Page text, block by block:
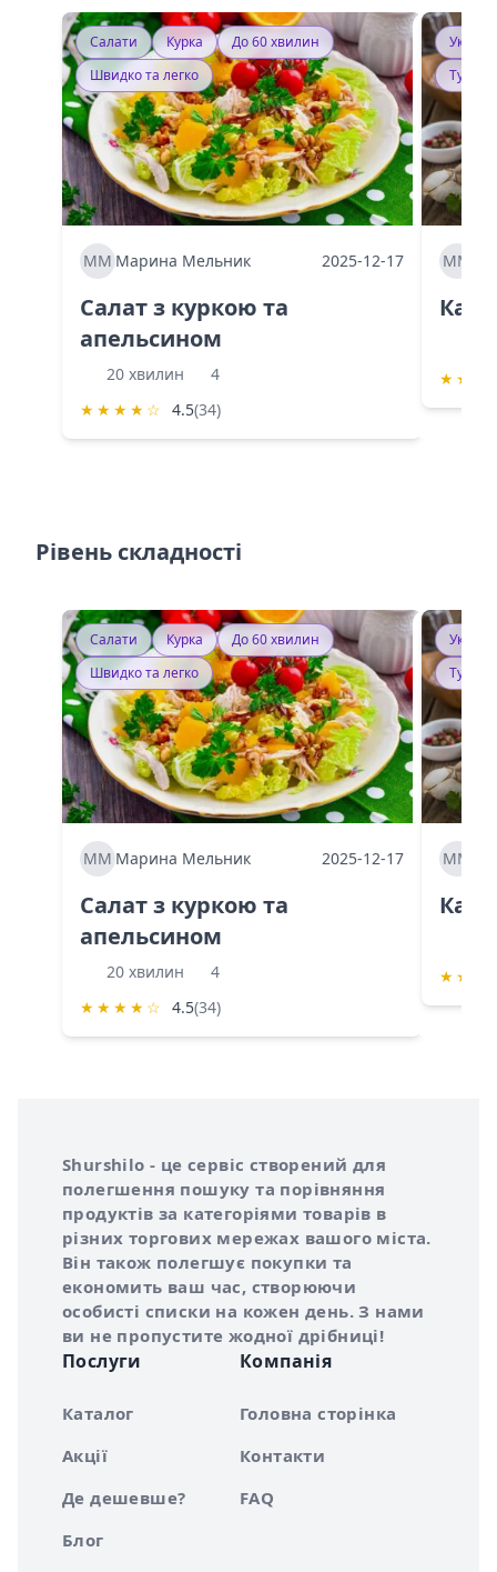
Салати Курка
До 60 хвилин
Швидко та легко
ММ Марина Мельник 2025-12-17
Салат з куркою та
апельсином
20 хвилин
4
★ ★ ★ ★ ☆ 4.5(34)
ММ
★ ★
Рівень складності
Салати Курка
До 60 хвилин
Швидко та легко
ММ Марина Мельник 2025-12-17
Салат з куркою та
апельсином
20 хвилин
4
★ ★ ★ ★ ☆ 4.5(34)
ММ
★ ★
Про сервіс Shurshilo
Shurshilo - це сервіс створений для
полегшення пошуку та порівняння
продуктів за категоріями товарів в
різних торгових мережах вашого міста.
Він також полегшує покупки та
економить ваш час, створюючи
особисті списки на кожен день. З нами
ви не пропустите жодної дрібниці!
Послуги
Каталог
Акції
Де дешевше?
Блог
Компанія
Головна сторінка
Контакти
FAQ